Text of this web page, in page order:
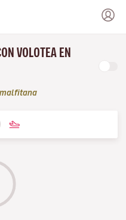
VOLOTEA EN